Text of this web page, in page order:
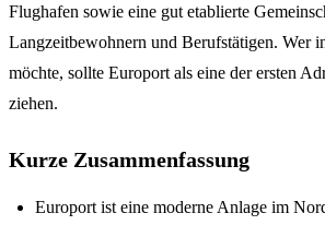
Flughafen sowie eine gut etablierte
Langzeitbewohnern und Berufstätigen. Wer
möchte, sollte Europort als eine der ersten
ziehen.
Kurze Zusammenfassung
Europort ist eine moderne Anlage im